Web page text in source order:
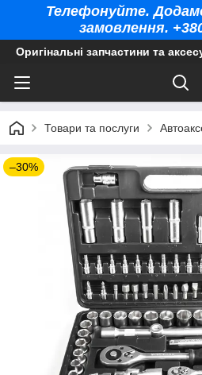
Телефонуйте.
замовлення.
Оригінальні запчастини та
Товари та послуги
–30%